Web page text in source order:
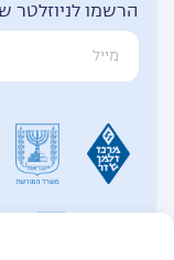
הרשמו לניוזלטר